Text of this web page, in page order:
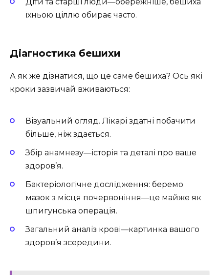
Діти та старші люди—обережніше, бешиха
їхньою ціллю обирає часто.
Діагностика бешихи
А як же дізнатися, що це саме бешиха? Ось які
кроки зазвичай вживаються:
Візуальний огляд. Лікарі здатні побачити
більше, ніж здається.
Збір анамнезу—історія та деталі про ваше
здоров’я.
Бактеріологічне дослідження: беремо
мазок з місця почервоніння—це майже як
шпигунська операція.
Загальний аналіз крові—картинка вашого
здоров’я зсередини.